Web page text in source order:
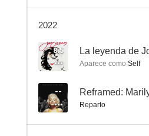
2022
8.5 La leyenda de
Aparece como Self
-- Reframed:
Reparto